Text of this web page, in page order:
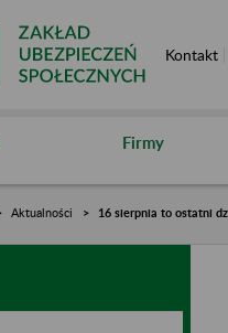
Kontakt
Firmy
Aktualności 16 sierpnia to ostatni